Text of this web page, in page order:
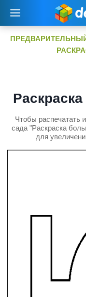
содержимому
Чтобы распечатать
сада "Раскраска
для